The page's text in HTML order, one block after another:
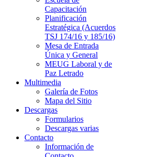
Capacitación
Planificación
Estratégica (Acuerdos
TSJ 174/16 y 185/16)
Mesa de Entrada
Única y General
MEUG Laboral y de
Paz Letrado
Multimedia
Galería de Fotos
Mapa del Sitio
Descargas
Formularios
Descargas varias
Contacto
Información de